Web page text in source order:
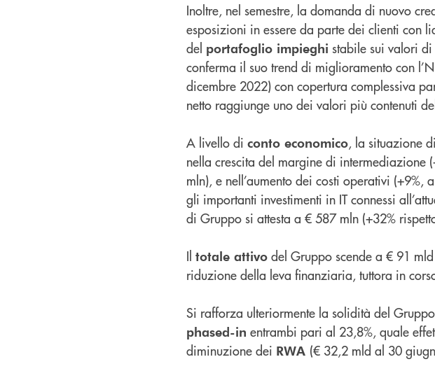
Inoltre, nel semestre, la domanda di nuovo
esposizioni in essere da parte dei clienti con
del portafoglio impieghi stabile sui valori
conferma il suo trend di miglioramento con
dicembre 2022) con copertura complessiva
netto raggiunge uno dei valori più contenuti
A livello di conto economico, la situazione
nella crescita del margine di intermediazione
mln), e nell’aumento dei costi operativi
gli importanti investimenti in IT connessi
di Gruppo si attesta a € 587 mln (+32%
Il totale attivo del Gruppo scende a € 91
riduzione della leva finanziaria, tuttora in
Si rafforza ulteriormente la solidità del
phased-in entrambi pari al 23,8%, quale
diminuzione dei RWA (€ 32,2 mld al 30